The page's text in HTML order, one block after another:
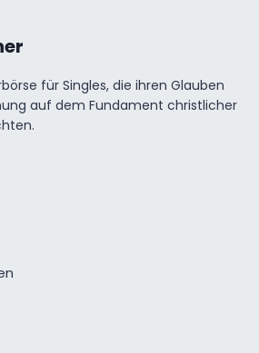
für Singles, die ihren Glauben
auf dem Fundament christlicher